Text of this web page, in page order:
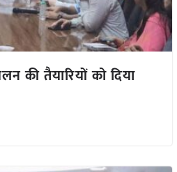
की तैयारियों को दिया